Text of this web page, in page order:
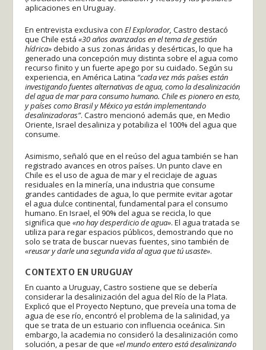
aplicaciones en Uruguay.
En entrevista exclusiva conEl Explorador, Castro destacó
que Chile está«30 años avanzados en el tema de gestión
hídrica»debido a sus zonas áridas y desérticas, lo que ha
generado una concepción muy distinta sobre el agua como
recurso finito y un fuerte apego por su cuidado. Según su
experiencia, en América Latina “cada vez más países están
investigando fuentes alternativas de agua, como la desalinización
del agua de mar para consumo humano. Chile es pionero en esto,
y países como Brasil y México ya están implementando
desalinizadoras”. Castro mencionó además que, en Medio
Oriente, Israel desaliniza y potabiliza el 100% del agua que
consume.
Asimismo, señaló que en el reúso del agua también se han
registrado avances en otros países. Un punto clave en
Chile es el uso de agua de mar y el reciclaje de aguas
residuales en la minería, una industria que consume
grandes cantidades de agua, lo que permite evitar agotar
el agua dulce continental, fundamental para el consumo
humano. En Israel, el 90% del agua se recicla, lo que
significa que«no hay desperdicio de agua». El agua tratada se
utiliza para regar espacios públicos, demostrando que no
solo se trata de buscar nuevas fuentes, sino también de
«reusar y darle una segunda vida al agua que tú usaste».
CONTEXTO EN URUGUAY
En cuanto a Uruguay, Castro sostiene que se debería
considerar la desalinización del agua del Río de la Plata.
Explicó que el Proyecto Neptuno, que preveía una toma de
agua de ese río, encontró el problema de la salinidad, ya
que se trata de un estuario con influencia oceánica. Sin
embargo, la academia no consideró la desalinización como
solución, a pesar de que«el mundo entero está desalinizando